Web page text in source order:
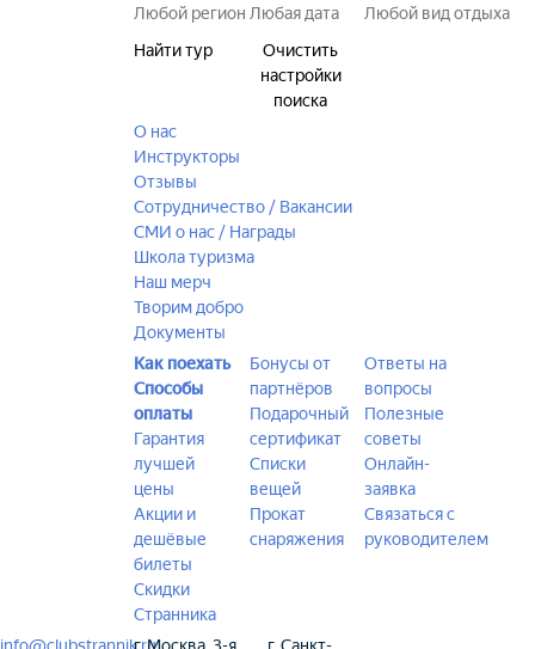
Найти тур
Очистить
настройки
поиска
О нас
Инструкторы
Отзывы
Сотрудничество / Вакансии
СМИ о нас / Награды
Школа туризма
Наш мерч
Творим добро
Документы
Как поехать
Способы
оплаты
Гарантия
лучшей
цены
Акции и
дешёвые
билеты
Скидки
Странника
Бонусы от
партнёров
Подарочный
сертификат
Списки
вещей
Прокат
снаряжения
Ответы на
вопросы
Полезные
советы
Онлайн-
заявка
Связаться с
руководителем